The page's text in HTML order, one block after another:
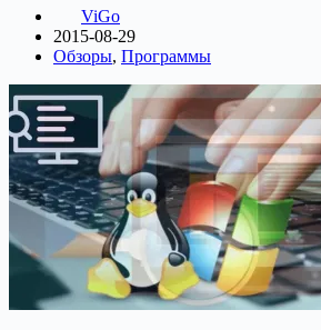
ViGo
2015-08-29
Обзоры, Программы